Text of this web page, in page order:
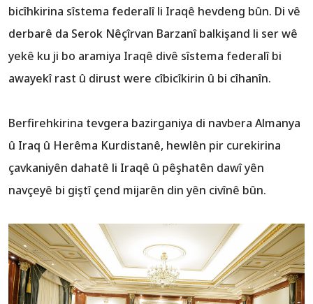
bicîhkirina sîstema federalî li Iraqê hevdeng bûn. Di vê
derbarê da Serok Nêçîrvan Barzanî balkişand li ser wê
yekê ku ji bo aramiya Iraqê divê sîstema federalî bi
awayekî rast û dirust were cîbicîkirin û bi cîhanîn.
Berfirehkirina tevgera bazirganiya di navbera Almanya
û Iraq û Herêma Kurdistanê, hewlên pir curekirina
çavkaniyên dahatê li Iraqê û pêşhatên dawî yên
navçeyê bi giştî çend mijarên din yên civînê bûn.